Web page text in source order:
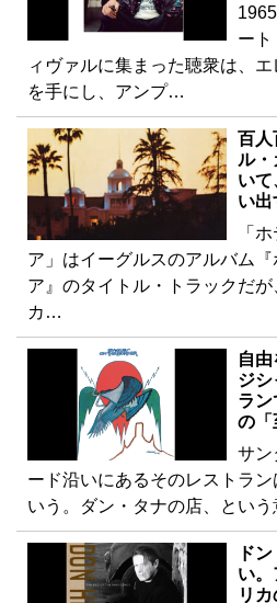
ート
ィヴァルに集まった聴衆は、
を手にし、アンプ…
百人
ル
い
い出
「
ア」はイーグルスのアルバム
ア』のタイトル・トラックだが
カ…
自
ジシ
ラン
の「
サン
ード沿いにあるそのレストラ
いう。ダン・タナの店、とい
ド
い。
リ